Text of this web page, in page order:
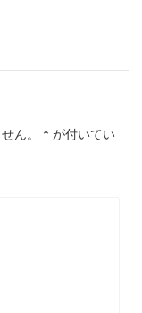
ん。 * が付いてい